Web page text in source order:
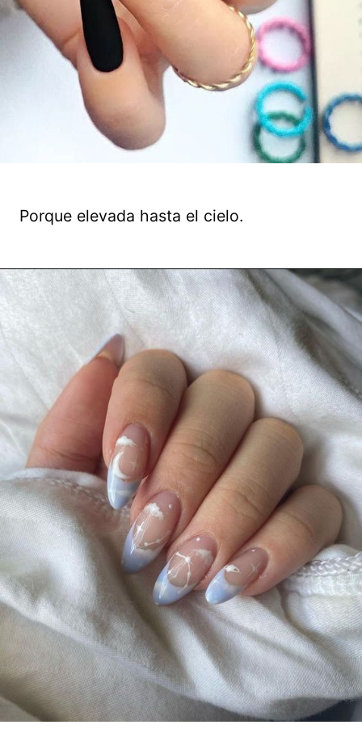
Porque elevada hasta el cielo.